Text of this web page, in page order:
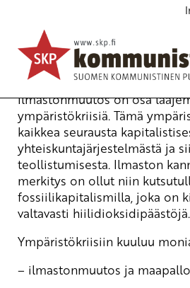
Ympäristökriisin ratkaisu
Edustajakokousasiakirjat
20.6.2019 - 11:31
Ilmastonmuutos on osa
ympäristökriisiä. Tämä
kaikkea seurausta
yhteiskuntajärjestelmästä ja
teollistumisesta. Ilmaston
merkitys on ollut niin
fossiilikapitalismilla, joka on
valtavasti hiilidioksidipäästöjä.
Ympäristökriisiin kuuluu
– ilmastonmuutos ja